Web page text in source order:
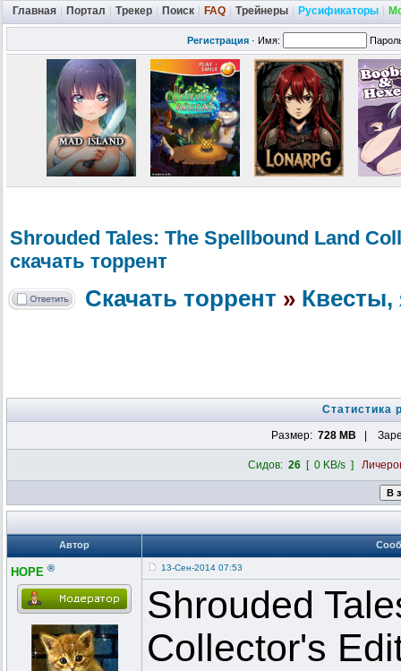
Главная Портал Трекер Поиск FAQ Трейнеры Русификаторы
Регистрация · Имя:
Shrouded Tales: The Spellbound Land
скачать торрент
Скачать торрент » Квесты,
Статистика
Размер: 728 MB |
Сидов: 26[ 0 KB/s ]
Автор
HOPE ® 13-Сен-2014 07:53
Shrouded
Collector's